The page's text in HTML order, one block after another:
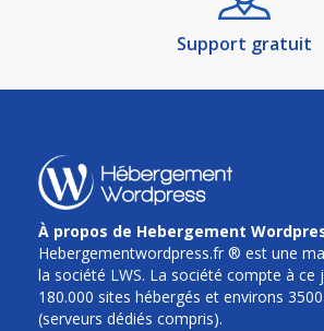
Support gratuit
À propos de Hebergement
Hebergementwordpress.fr ® est une
la société LWS. La société compte à ce
180.000 sites hébergés et environs
(serveurs dédiés compris).